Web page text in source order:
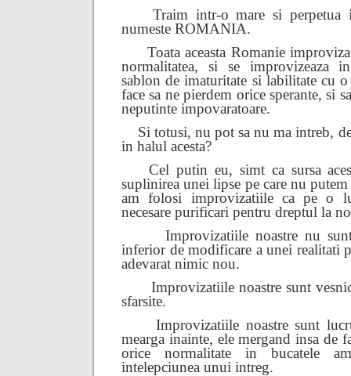
Traim intr-o mare si perpetua
numeste ROMANIA.
Toata aceasta Romanie
normalitatea, si se improvizeaza
sablon de imaturitate si labilitate cu o
face sa ne pierdem orice sperante, si
neputinte impovaratoare.
Si totusi, nu pot sa nu ma intreb,
in halul acesta?
Cel putin eu, simt ca sursa
suplinirea unei lipse pe care nu putem
am folosi improvizatiile ca pe o
necesare purificari pentru dreptul la
Improvizatiile noastre nu
inferior de modificare a unei realitati
adevarat nimic nou.
Improvizatiile noastre sunt
sfarsite.
Improvizatiile noastre sunt
mearga inainte, ele mergand insa de
orice normalitate in bucatele
intelepciunea unui intreg.